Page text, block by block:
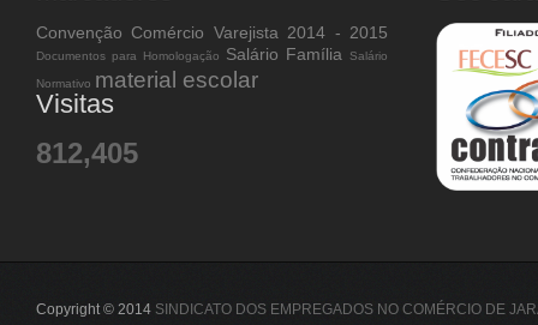
Convenção Comércio Varejista 2014 - 2015
Documentos para Homologação Salário Família Salário
Normativo material escolar
Visitas
812,405
Copyright © 2014 SINDICATO DOS EMPREGADOS NO COMÉRCIO DE